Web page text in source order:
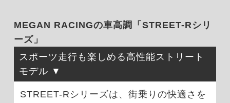
MEGAN RACINGの車高調「STREET-Rシリ
ーズ」
スポーツ走行も楽しめる高性能ストリート
モデル
STREET-Rシリーズは、街乗りの快適さを